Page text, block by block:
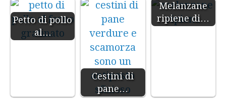
Petto di pollo
al…
Cestini di
pane…
Melanzane
ripiene di…